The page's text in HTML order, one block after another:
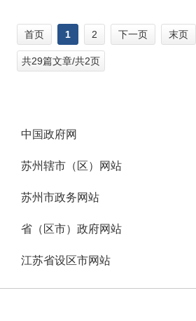
首页 1 2 下一页 末页
共29篇文章/共2页
中国政府网
苏州辖市（区）网站
苏州市政务网站
省（区市）政府网站
江苏省设区市网站